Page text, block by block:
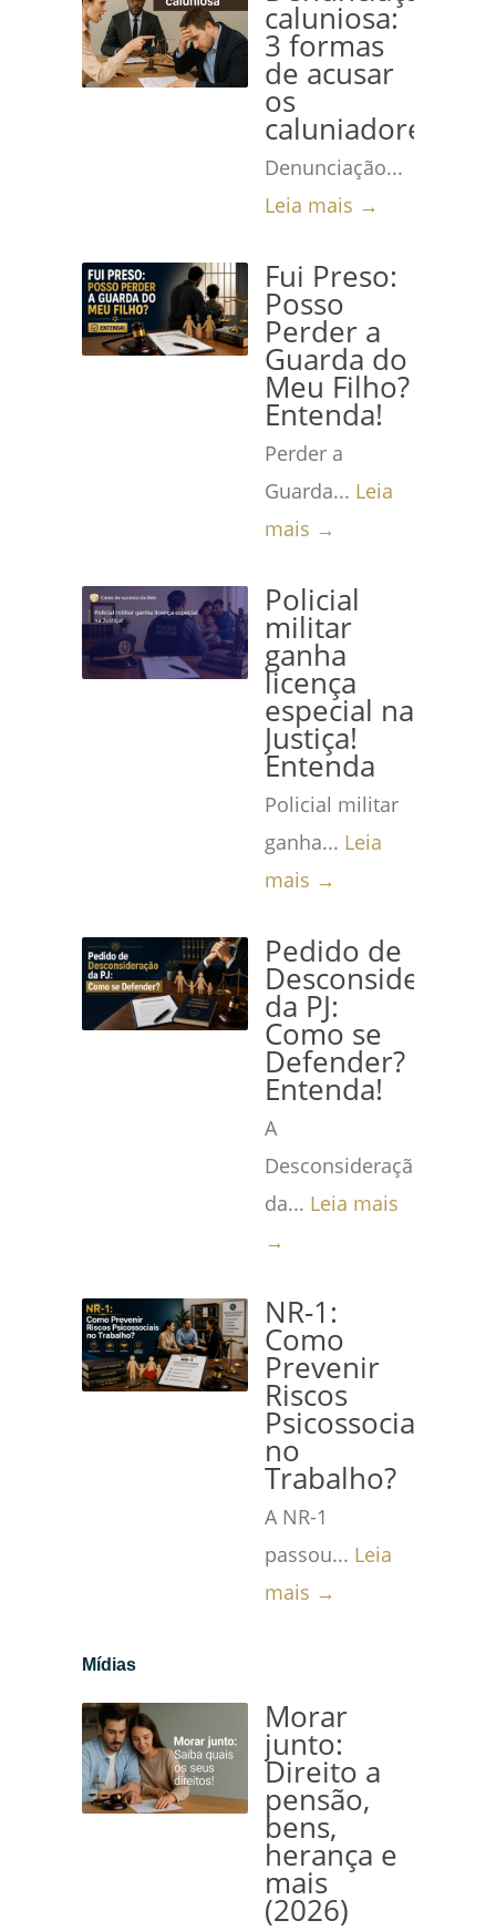
caluniosa:
3 formas
de acusar
os
caluniadores
Denunciação...
Leia mais →
Fui Preso:
Posso
Perder a
Guarda do
Meu Filho?
Entenda!
Perder a
Guarda... Leia
mais →
Policial
militar
ganha
licença
especial na
Justiça!
Entenda
Policial militar
ganha... Leia
mais →
Pedido de
Desconsideração
da PJ:
Como se
Defender?
Entenda!
A
Desconsideração
da... Leia mais
→
NR-1:
Como
Prevenir
Riscos
Psicossociais
no
Trabalho?
A NR-1
passou... Leia
mais →
Mídias
Morar
junto:
Direito a
pensão,
bens,
herança e
mais
(2026)